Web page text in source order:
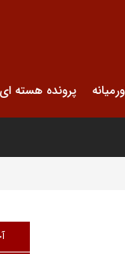
پرونده هسته ای